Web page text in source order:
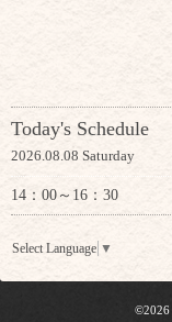
Today's Schedule
2026.08.08 Saturday
14：00～16：30
Select Language ▼
©2026